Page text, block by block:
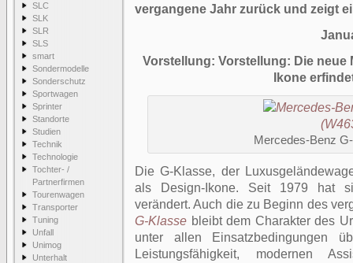
SLC
SLK
SLR
SLS
smart
Sondermodelle
Sonderschutz
Sportwagen
Sprinter
Standorte
Studien
Technik
Technologie
Tochter- /
Partnerfirmen
Tourenwagen
Transporter
Tuning
Unfall
Unimog
Unterhalt
vergangene Jahr zurück und zeigt
Vorstellung: Vorstellung: Die neue
Ikone
Mercedes-Benz
Die G-Klasse, der
als Design-Ikone. Seit 1979 hat
verändert. Auch die zu Beginn des
G-Klasse bleibt dem Charakter des
unter allen Einsatzbedingungen
Leistungsfähigkeit, modernen